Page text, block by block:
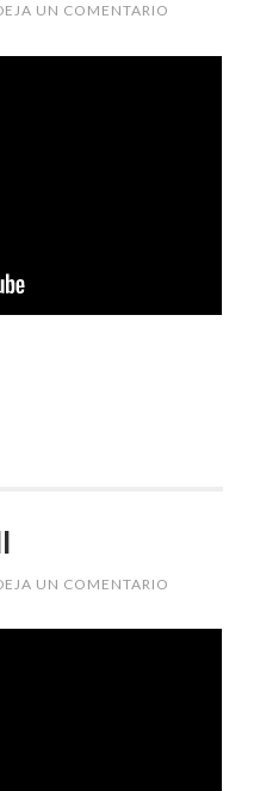
UN COMENTARIO
UN COMENTARIO